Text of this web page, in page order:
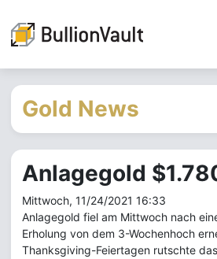
Gold News
Anlagegold
Mittwoch, 11/24/2021 16:33
Anlagegold fiel am Mittwoch nach
Erholung von dem 3-Wochenhoch
Thanksgiving-Feiertagen rutschte